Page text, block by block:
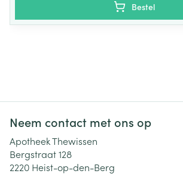
Bestel
Neem contact met ons op
Apotheek Thewissen
Bergstraat 128
2220 Heist-op-den-Berg